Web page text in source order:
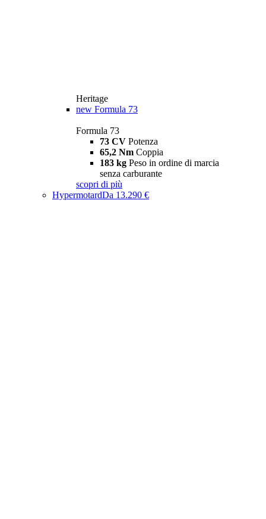
Heritage
new Formula 73
Formula 73
73 CV Potenza
65,2 Nm Coppia
183 kg Peso in ordine di marcia
senza carburante
scopri di più
HypermotardDa 13.290 €